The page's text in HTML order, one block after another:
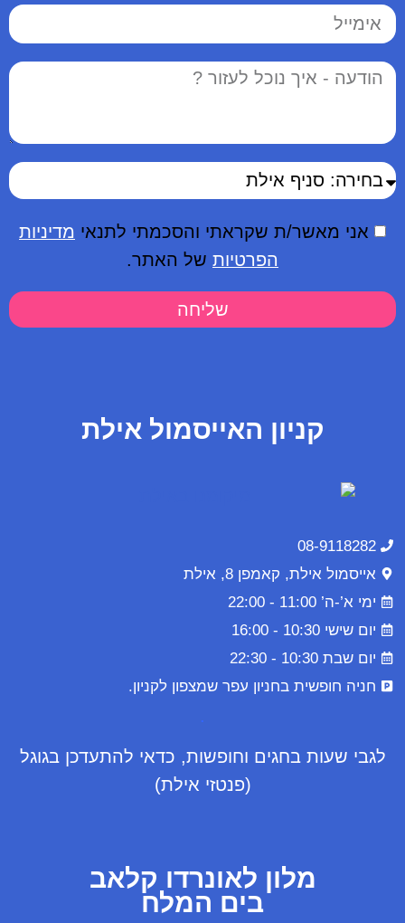
אני מאשר/ת שקראתי והסכמתי לתנאי מדיניות
הפרטיות של האתר.
שליחה
קניון האייסמול אילת
08-9118282
אייסמול אילת, קאמפן 8, אילת
ימי א’-ה’ 11:00 - 22:00
יום שישי 10:30 - 16:00
יום שבת 10:30 - 22:30
חניה חופשית בחניון עפר שמצפון לקניון.
.
לגבי שעות בחגים וחופשות, כדאי להתעדכן בגוגל
(פנטזי אילת)
מלון לאונרדו קלאב
בים המלח